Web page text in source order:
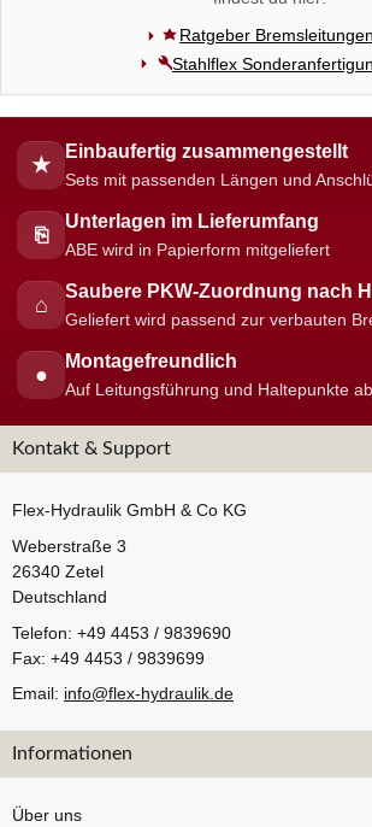
Ratgeber Bremsleitungen
Stahlflex
★
Einbaufertig zusammengestellt
Sets mit passenden Längen und
⎘
Unterlagen im Lieferumfang
ABE wird in Papierform mitgeliefert
⌂
Saubere PKW-Zuordnung nach
Geliefert wird passend zur verbauten
●
Montagefreundlich
Auf Leitungsführung und Haltepunkte
Kontakt & Support
Flex-Hydraulik GmbH & Co KG
Weberstraße 3
26340 Zetel
Deutschland
Telefon: +49 4453 / 9839690
Fax: +49 4453 / 9839699
Email: info@flex-hydraulik.de
Informationen
Über uns